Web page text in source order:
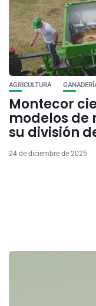
AGRICULTURA
Montecor
modelos de
su división
24 de diciembre de 2025